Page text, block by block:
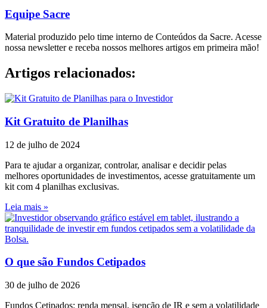
Equipe Sacre
Material produzido pelo time interno de Conteúdos da Sacre. Acesse
nossa newsletter e receba nossos melhores artigos em primeira mão!
Artigos relacionados:
Kit Gratuito de Planilhas
12 de julho de 2024
Para te ajudar a organizar, controlar, analisar e decidir pelas
melhores oportunidades de investimentos, acesse gratuitamente um
kit com 4 planilhas exclusivas.
Leia mais »
O que são Fundos Cetipados
30 de julho de 2026
Fundos Cetipados: renda mensal, isenção de IR e sem a volatilidade